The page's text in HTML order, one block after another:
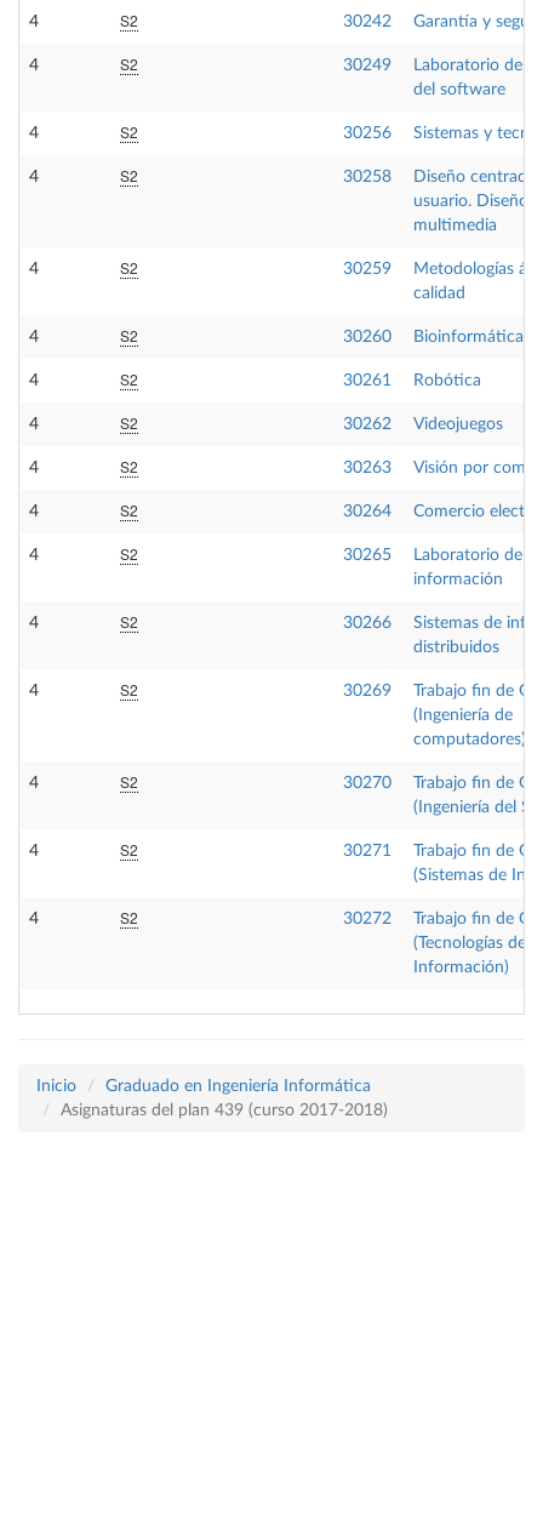
4 S2 30242 Garantía y
4 S2 30249
Laboratorio de
del software
4 S2 30256 Sistemas y
4 S2 30258
Diseño centrado
usuario. Diseño
multimedia
4 S2 30259
Metodologías
calidad
4 S2 30260 Bioinformática
4 S2 30261 Robótica
4 S2 30262 Videojuegos
4 S2 30263 Visión por
4 S2 30264 Comercio
4 S2 30265
Laboratorio de
información
4 S2 30266
Sistemas de
distribuidos
4 S2 30269
Trabajo fin de
(Ingeniería de
computadores)
4 S2 30270
Trabajo fin de
(Ingeniería del
4 S2 30271
Trabajo fin de
(Sistemas de
4 S2 30272
Trabajo fin de
(Tecnologías de la
Información)
Inicio
Graduado en Ingeniería Informática
Asignaturas del plan 439 (curso 2017-2018)